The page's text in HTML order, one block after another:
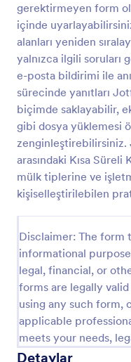
gerektirmeyen form
içinde
alanları yeniden
yalnızca ilgili soruları
e-posta bildirimi ile
sürecinde yanıtları
biçimde saklayabilir,
gibi dosya yüklemesi
zenginleştirebilirsiniz.
arasındaki Kısa
mülk tiplerine ve
kişiselleştirilebilen
Disclaimer: The form
informational
legal, financial, or
forms are legally
using any such form,
applicable
meets your needs,
Detaylar
Anahtar Teslim
Anahtar Teslim
üzerinden dijital
sürecini düzenleyin
yerde takip ederek
işletmelerde teslim
Go to Category:
Erişim Kontrol